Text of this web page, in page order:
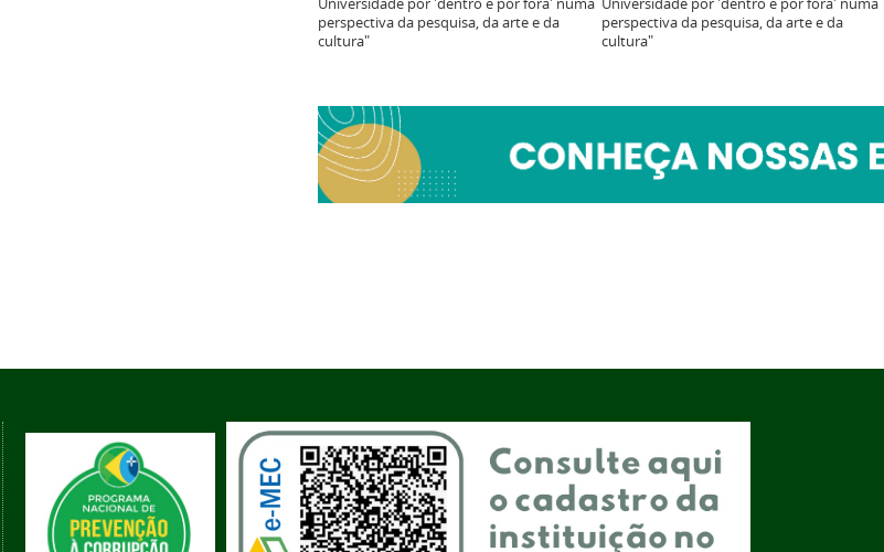
Universidade por 'dentro e por fora' numa
perspectiva da pesquisa, da arte e da
cultura"
Universidade por 'dentro e por fora' numa
perspectiva da pesquisa, da arte e da
cultura"